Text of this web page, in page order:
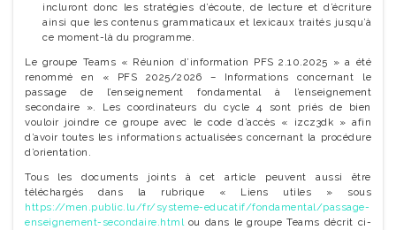
incluront donc les stratégies d’écoute, de lecture et d’écriture
ainsi que les contenus grammaticaux et lexicaux traités jusqu’à
ce moment-là du programme.
Le groupe Teams « Réunion d’information PFS 2.10.2025 » a été
renommé en « PFS 2025/2026 – Informations concernant le
passage de l’enseignement fondamental à l’enseignement
secondaire ». Les coordinateurs du cycle 4 sont priés de bien
vouloir joindre ce groupe avec le code d’accès « izcz3dk » afin
d’avoir toutes les informations actualisées concernant la procédure
d’orientation.
Tous les documents joints à cet article peuvent aussi être
téléchargés dans la rubrique « Liens utiles » sous
https://men.public.lu/fr/systeme-educatif/fondamental/passage-
enseignement-secondaire.htmlou dans le groupe Teams décrit ci-